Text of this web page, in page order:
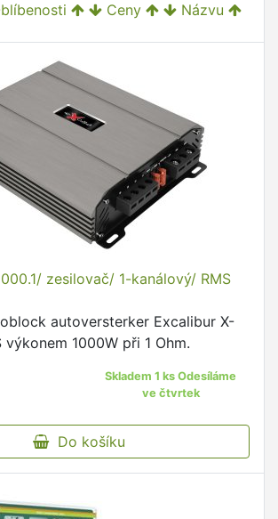
Ceny Názvu
zesilovač/ 1-kanálový/ RMS
autoversterker Excalibur X-
výkonem 1000W při 1 Ohm.
Skladem 1 ks Odesíláme
ve čtvrtek
Do košíku